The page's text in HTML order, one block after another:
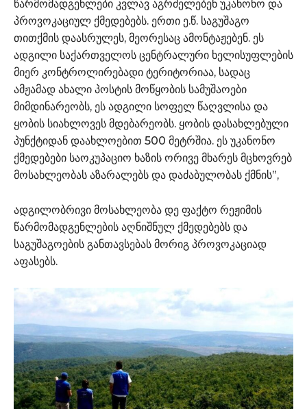
წარმომადგენლები კვლავ აგრძელებენ უკანონო და
პროვოკაციულ ქმედებებს. ერთი ე.წ. საგუშაგო
თითქმის დაასრულეს, მეორესაც ამონტაჟებენ. ეს
ადგილი საქართველოს ცენტრალური ხელისუფლების
მიერ კონტროლირებადი ტერიტორიაა, სადაც
ამჟამად ახალი პოსტის მოწყობის სამუშაოები
მიმდინარეობს, ეს ადგილი სოფელ წაღვლისა და
ყობის სიახლოვეს მდებარეობს. ყობის დასახლებული
პუნქტიდან დაახლოებით 500 მეტრშია. ეს უკანონო
ქმედებები საოკუპაციო ხაზის ორივე მხარეს მცხოვრებ
მოსახლეობას აზარალებს და დაძაბულობას ქმნის”,
ადგილობრივი მოსახლეობა დე ფაქტო რეჟიმის
წარმომადგენლების აღნიშნულ ქმედებებს და
საგუშაგოების განთავსებას მორიგ პროვოკაციად
აფასებს.